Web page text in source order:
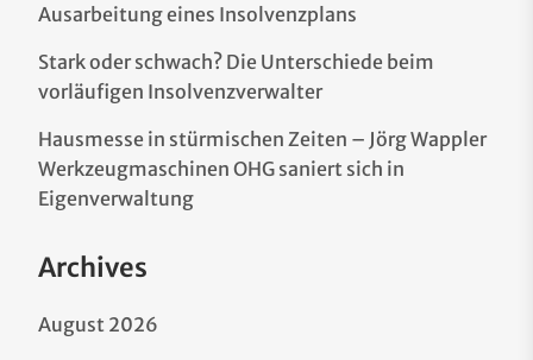
Ausarbeitung eines Insolvenzplans
Stark oder schwach? Die Unterschiede beim
vorläufigen Insolvenzverwalter
Hausmesse in stürmischen Zeiten – Jörg Wappler
Werkzeugmaschinen OHG saniert sich in
Eigenverwaltung
Archives
August 2026